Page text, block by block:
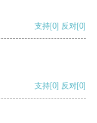
支持[0] 反对[0]
支持[0] 反对[0]